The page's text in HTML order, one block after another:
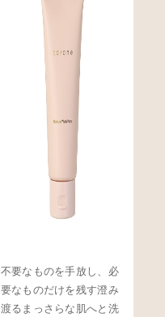
不要なものを手放し、必
要なものだけを残す澄み
渡るまっさらな肌へと洗